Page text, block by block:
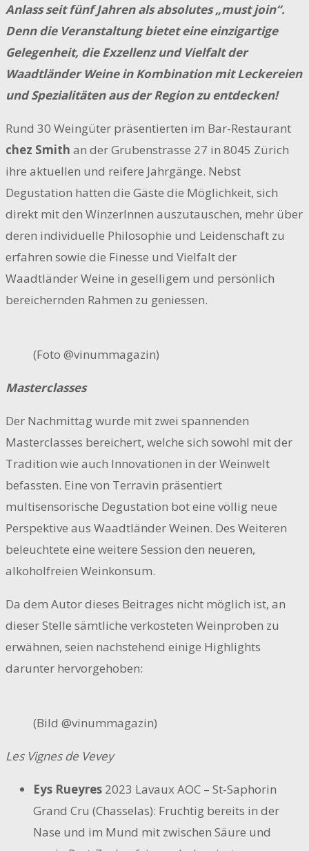
Anlass seit fünf Jahren als absolutes „must join“.
Denn die Veranstaltung bietet eine einzigartige
Gelegenheit, die Exzellenz und Vielfalt der
Waadtländer Weine in Kombination mit Leckereien
und Spezialitäten aus der Region zu entdecken!
Rund 30 Weingüter präsentierten im Bar-Restaurant
chez Smith an der Grubenstrasse 27 in 8045 Zürich
ihre aktuellen und reifere Jahrgänge. Nebst
Degustation hatten die Gäste die Möglichkeit, sich
direkt mit den WinzerInnen auszutauschen, mehr über
deren individuelle Philosophie und Leidenschaft zu
erfahren sowie die Finesse und Vielfalt der
Waadtländer Weine in geselligem und persönlich
bereichernden Rahmen zu geniessen.
(Foto @vinummagazin)
Masterclasses
Der Nachmittag wurde mit zwei spannenden
Masterclasses bereichert, welche sich sowohl mit der
Tradition wie auch Innovationen in der Weinwelt
befassten. Eine von Terravin präsentiert
multisensorische Degustation bot eine völlig neue
Perspektive aus Waadtländer Weinen. Des Weiteren
beleuchtete eine weitere Session den neueren,
alkoholfreien Weinkonsum.
Da dem Autor dieses Beitrages nicht möglich ist, an
dieser Stelle sämtliche verkosteten Weinproben zu
erwähnen, seien nachstehend einige Highlights
darunter hervorgehoben:
(Bild @vinummagazin)
Les Vignes de Vevey
Eys Rueyres 2023 Lavaux AOC – St-Saphorin
Grand Cru (Chasselas): Fruchtig bereits in der
Nase und im Mund mit zwischen Säure und